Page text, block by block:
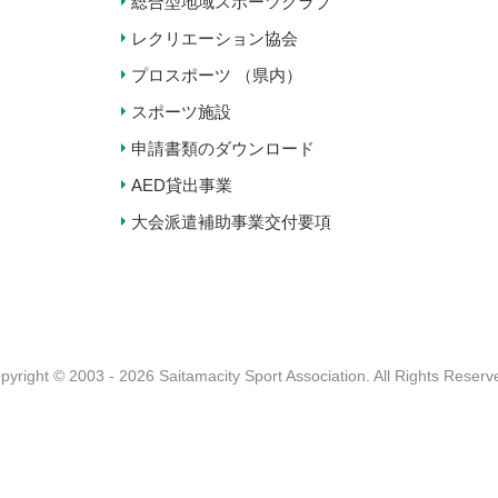
レクリエーション協会
プロスポーツ （県内）
スポーツ施設
申請書類のダウンロード
AED貸出事業
大会派遣補助事業交付要項
© 2003 - 2026 Saitamacity Sport Association. All Rights